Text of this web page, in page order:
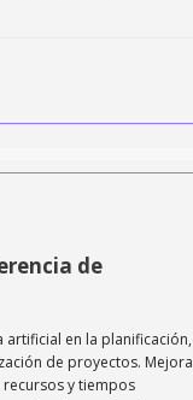
de
en la planificación,
de proyectos. Mejora
y tiempos